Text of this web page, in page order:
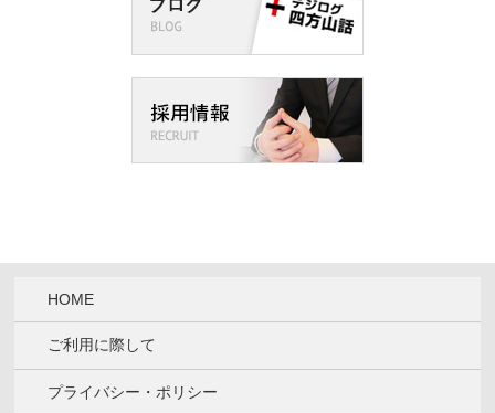
HOME
ご利用に際して
プライバシー・ポリシー